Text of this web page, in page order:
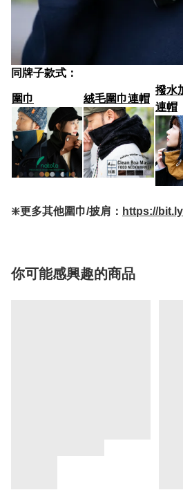
同牌子款式：
圍巾 絨毛圍巾連帽
撥水
連帽
❇️更多其他圍巾/披肩： https://
你可能感興趣的商品